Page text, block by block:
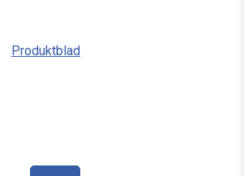
Produktblad